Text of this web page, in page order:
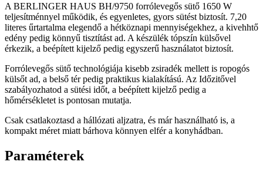
A BERLINGER HAUS BH/9750 forrólevegős sütő 1650 W
teljesítménnyel működik, és egyenletes, gyors sütést biztosít. 7,20
literes űrtartalma elegendő a hétköznapi mennyiségekhez, a kivehhtő
edény pedig könnyű tisztítást ad. A készülék tópszín külsővel
érkezik, a beépített kijelző pedig egyszerű használatot biztosít.
Forrólevegős sütő technológiája kisebb zsiradék mellett is ropogós
külsőt ad, a belső tér pedig praktikus kialakítású. Az Időzitővel
szabályozhatod a sütési időt, a beépített kijelző pedig a
hőmérsékletet is pontosan mutatja.
Csak csatlakoztasd a hállózati aljzatra, és már használható is, a
kompakt méret miatt bárhova könnyen elfér a konyhádban.
Paraméterek